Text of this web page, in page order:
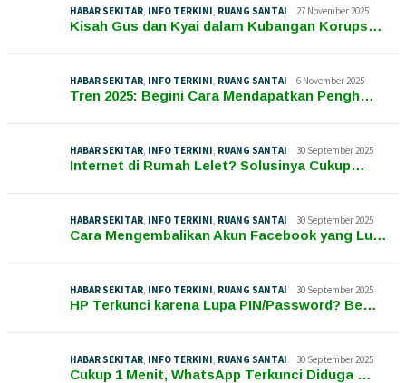
HABAR SEKITAR, INFO TERKINI, RUANG SANTAI 27 November 2025
Kisah Gus dan Kyai dalam Kubangan Korups…
HABAR SEKITAR, INFO TERKINI, RUANG SANTAI 6 November 2025
Tren 2025: Begini Cara Mendapatkan Pengh…
HABAR SEKITAR, INFO TERKINI, RUANG SANTAI 30 September 2025
Internet di Rumah Lelet? Solusinya Cukup…
HABAR SEKITAR, INFO TERKINI, RUANG SANTAI 30 September 2025
Cara Mengembalikan Akun Facebook yang Lu…
HABAR SEKITAR, INFO TERKINI, RUANG SANTAI 30 September 2025
HP Terkunci karena Lupa PIN/Password? Be…
HABAR SEKITAR, INFO TERKINI, RUANG SANTAI 30 September 2025
Cukup 1 Menit, WhatsApp Terkunci Diduga …